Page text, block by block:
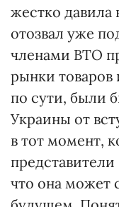
жестко давила
отозвал уже
членами ВТО
рынки товаров
по сути, были
Украины от
в тот момент,
что она может